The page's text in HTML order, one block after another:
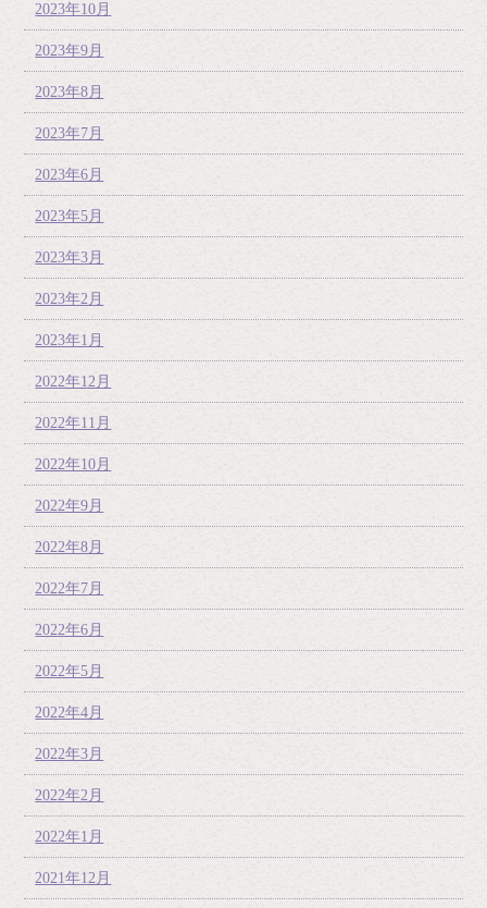
2023年10月
2023年9月
2023年8月
2023年7月
2023年6月
2023年5月
2023年3月
2023年2月
2023年1月
2022年12月
2022年11月
2022年10月
2022年9月
2022年8月
2022年7月
2022年6月
2022年5月
2022年4月
2022年3月
2022年2月
2022年1月
2021年12月